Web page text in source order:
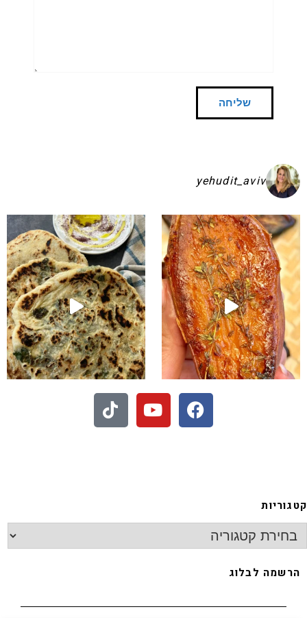
yehudit_aviv
בפיתות היסטריות
- חיתוכיות ריבה וקוקוס
קטגוריות
הרשמה לבלוג